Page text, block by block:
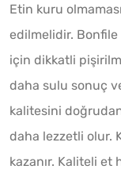
Etin kuru
edilmelidir. Bonfile
için dikkatli
daha sulu sonuç
kalitesini
daha lezzetli olur.
kazanır. Kaliteli et